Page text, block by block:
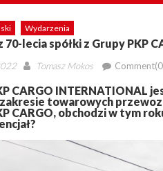
Wydarzenia
70-lecia spółki z Grupy PKP
Author
Tomasz Mokos
CARGO INTERNATIONAL
towarowych
CARGO, obchodzi w tym